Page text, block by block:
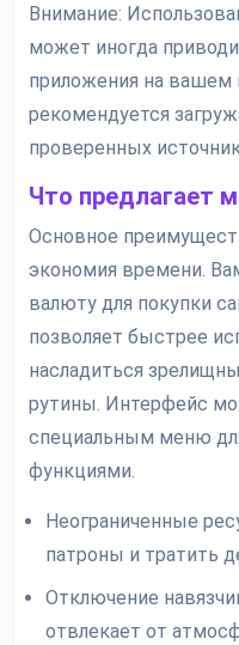
Внимание:
может иногда
приложения на вашем
рекомендуется
проверенных
Что предлагает
Основное
экономия времени.
валюту для покупки
позволяет быстрее
насладиться
рутины. Интерфейс
специальным меню
функциями.
Неограниченные
патроны и тратить
Отключение
отвлекает от